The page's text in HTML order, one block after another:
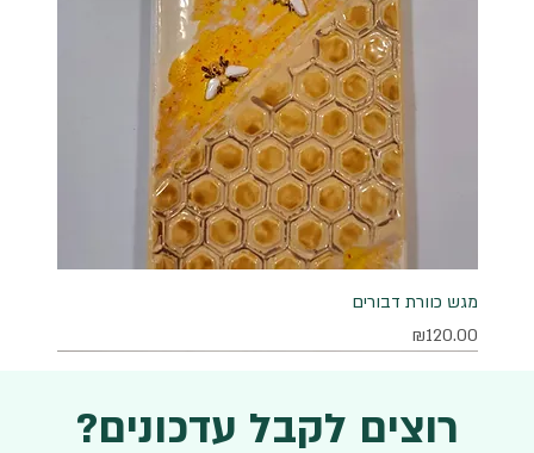
מגש כוורת דבורים
מחיר
₪120.00
רוצים לקבל עדכונים?